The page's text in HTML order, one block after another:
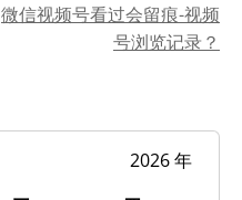
微信视频号看过会留痕-视频
号浏览记录？
2026 年 8 月